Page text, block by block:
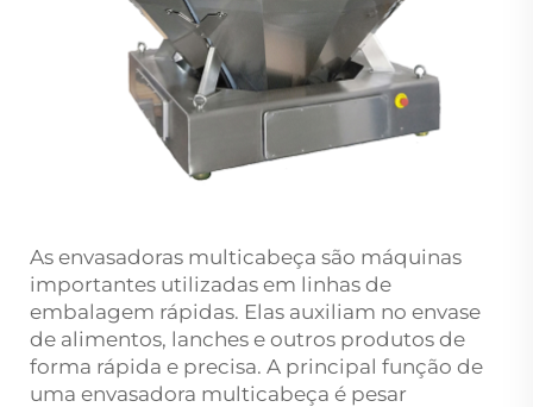
As envasadoras multicabeça são máquinas
importantes utilizadas em linhas de
embalagem rápidas. Elas auxiliam no envase
de alimentos, lanches e outros produtos de
forma rápida e precisa. A principal função de
uma envasadora multicabeça é pesar